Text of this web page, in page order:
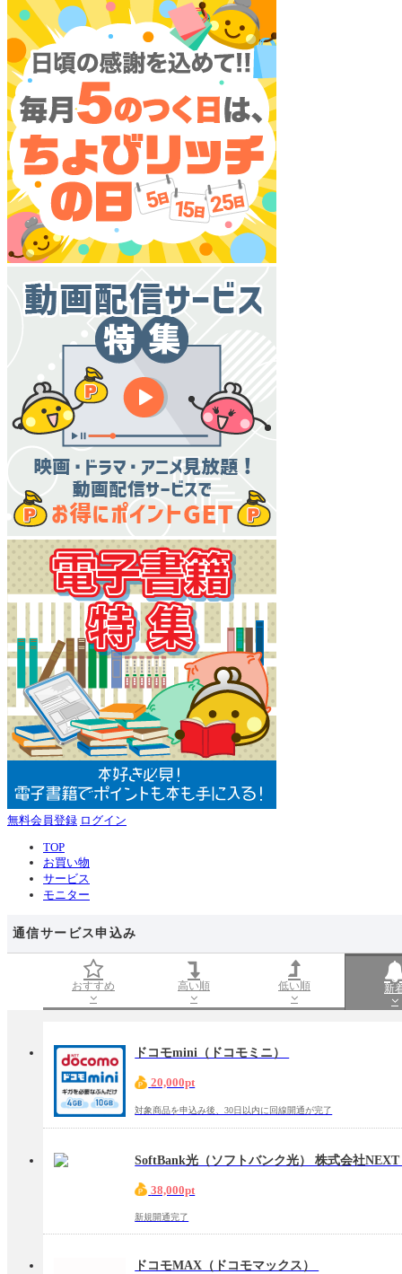
無料会員登録 ログイン
TOP
お買い物
サービス
モニター
通信サービス申込み
おすすめ 高い順 低い順 新
ドコモmini（ドコモミニ）
20,000pt
対象商品を申込み後、30日以内に回線開通が完了
SoftBank光（ソフトバンク光） 株式会社
38,000pt
新規開通完了
ドコモMAX（ドコモマックス）